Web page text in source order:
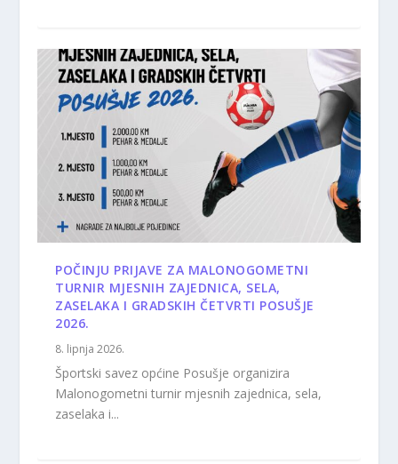
POČINJU PRIJAVE ZA MALONOGOMETNI
TURNIR MJESNIH ZAJEDNICA, SELA,
ZASELAKA I GRADSKIH ČETVRTI POSUŠJE
2026.
8. lipnja 2026.
Športski savez općine Posušje organizira
Malonogometni turnir mjesnih zajednica, sela,
zaselaka i...